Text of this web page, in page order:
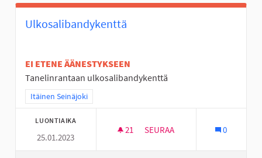
Ulkosalibandykenttä
EI ETENE ÄÄNESTYKSEEN
Tanelinrantaan ulkosalibandykenttä
Rajaa tulokset teeman mukaan: Itäinen Seinäjoki
Itäinen Seinäjoki
LUONTIAIKA
25.01.2023
21 21 SEURAAJAA
SEURAA 0